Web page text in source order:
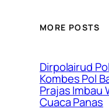
MORE POSTS
Dirpolairud
Kombes Pol
Prajas Imbau
Cuaca Panas